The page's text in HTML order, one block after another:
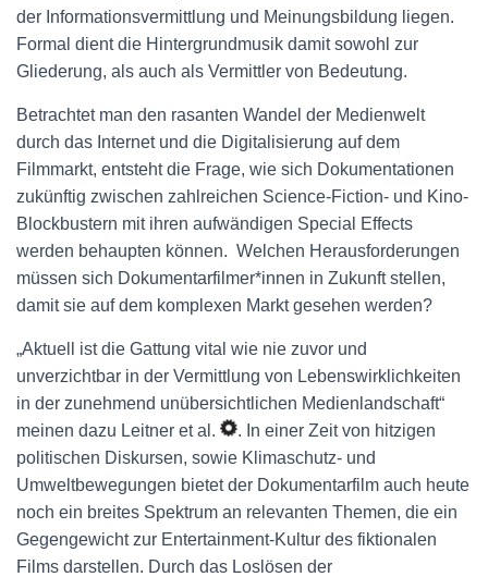
der Informationsvermittlung und Meinungsbildung liegen.
Formal dient die Hintergrundmusik damit sowohl zur
Gliederung, als auch als Vermittler von Bedeutung.
Betrachtet man den rasanten Wandel der Medienwelt
durch das Internet und die Digitalisierung auf dem
Filmmarkt, entsteht die Frage, wie sich Dokumentationen
zukünftig zwischen zahlreichen Science-Fiction- und Kino-
Blockbustern mit ihren aufwändigen Special Effects
werden behaupten können. Welchen Herausforderungen
müssen sich Dokumentarfilmer*innen in Zukunft stellen,
damit sie auf dem komplexen Markt gesehen werden?
„Aktuell ist die Gattung vital wie nie zuvor und
unverzichtbar in der Vermittlung von Lebenswirklichkeiten
in der zunehmend unübersichtlichen Medienlandschaft“
meinen dazu Leitner et al.
. In einer Zeit von hitzigen
politischen Diskursen, sowie Klimaschutz- und
Umweltbewegungen bietet der Dokumentarfilm auch heute
noch ein breites Spektrum an relevanten Themen, die ein
Gegengewicht zur Entertainment-Kultur des fiktionalen
Films darstellen. Durch das Loslösen der